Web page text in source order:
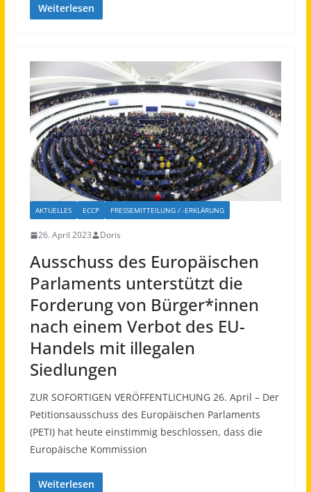
Weiterlesen
AKTUELLES ECCP PRESSEMITTEILUNG / -ERKLÄRUNG
26. April 2023 Doris
Ausschuss des Europäischen
Parlaments unterstützt die
Forderung von Bürger*innen
nach einem Verbot des EU-
Handels mit illegalen
Siedlungen
ZUR SOFORTIGEN VERÖFFENTLICHUNG 26. April – Der
Petitionsausschuss des Europäischen Parlaments
(PETI) hat heute einstimmig beschlossen, dass die
Europäische Kommission
Weiterlesen